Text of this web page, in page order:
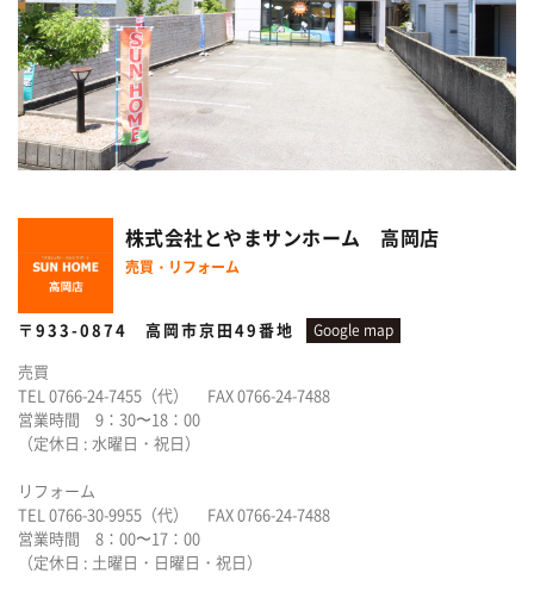
株式会社とやまサンホーム 高岡店
売買・リフォーム
〒933-0874 高岡市京田49番地 Google map
売買
TEL 0766-24-7455（代） FAX 0766-24-7488
営業時間 9：30〜18：00
（定休日 : 水曜日・祝日）
リフォーム
TEL 0766-30-9955（代） FAX 0766-24-7488
営業時間 8：00〜17：00
（定休日 : 土曜日・日曜日・祝日）